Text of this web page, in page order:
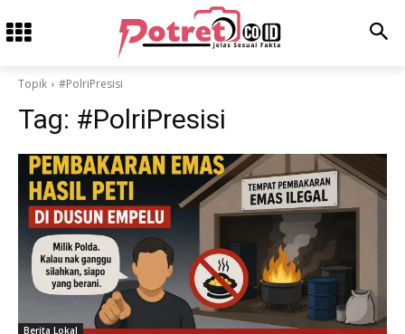
Topik #PolriPresisi
Tag: #PolriPresisi
Berita Lokal